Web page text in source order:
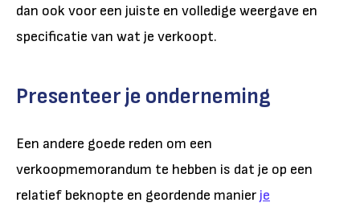
dan ook voor een juiste en volledige weergave en
specificatie van wat je verkoopt.
Presenteer je onderneming
Een andere goede reden om een
verkoopmemorandum te hebben is dat je op een
relatief beknopte en geordende manierje